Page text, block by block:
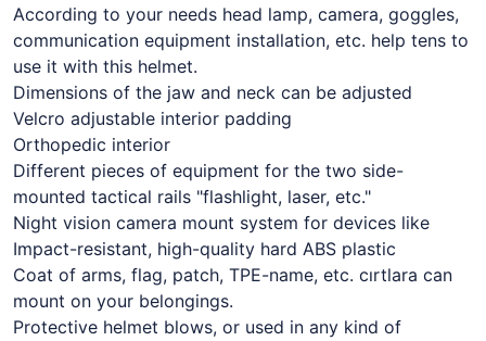
According to your needs head lamp, camera, goggles,
communication equipment installation, etc. help tens to
use it with this helmet.
Dimensions of the jaw and neck can be adjusted
Velcro adjustable interior padding
Orthopedic interior
Different pieces of equipment for the two side-
mounted tactical rails "flashlight, laser, etc."
Night vision camera mount system for devices like
Impact-resistant, high-quality hard ABS plastic
Coat of arms, flag, patch, TPE-name, etc. cırtlara can
mount on your belongings.
Protective helmet blows, or used in any kind of